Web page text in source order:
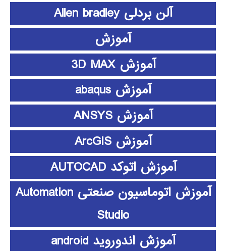
آلن بردلی Allen bradley
آموزش
آموزش 3D MAX
آموزش abaqus
آموزش ANSYS
آموزش ArcGIS
آموزش اتوکد AUTOCAD
آموزش اتوماسیون صنعتی Automation
Studio
آموزش اندوروید android